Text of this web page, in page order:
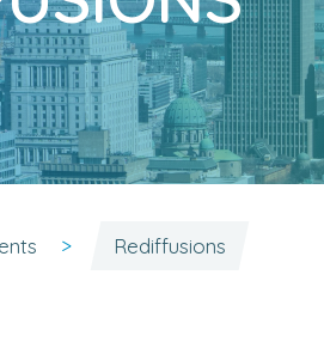
Rediffusions